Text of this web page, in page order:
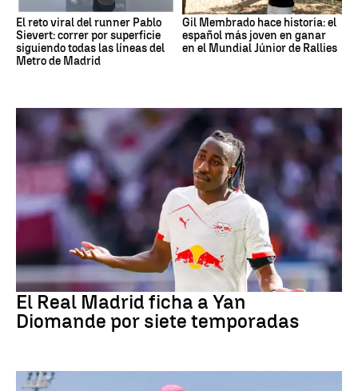
El reto viral del runner Pablo
Sievert: correr por superficie
siguiendo todas las líneas del
Metro de Madrid
Gil Membrado hace historia: el
español más joven en ganar
en el Mundial Júnior de Rallies
Fútbol
El Real Madrid ficha a Yan
Diomande por siete temporadas